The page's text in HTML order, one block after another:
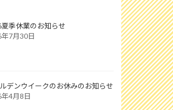
季休業のお知らせ
7月30日
デンウイークのお休みのお知らせ
4月8日